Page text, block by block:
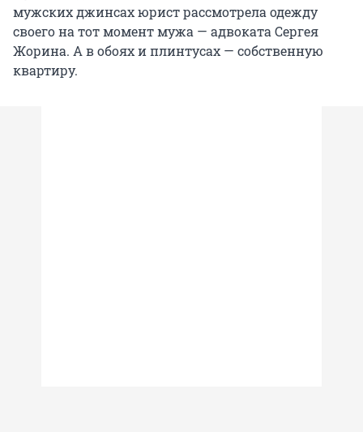
мужских джинсах юрист рассмотрела одежду
своего на тот момент мужа — адвоката Сергея
Жорина. А в обоях и плинтусах — собственную
квартиру.